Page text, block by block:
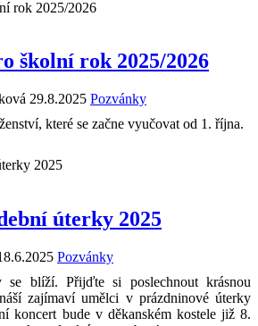
školní rok 2025/2026
29.8.2025 Pozvánky
které se začne vyučovat od 1. října.
úterky 2025
Pozvánky
se blíží. Přijďte si poslechnout krásnou
zajímaví umělci v prázdninové úterky
koncert bude v děkanském kostele již 8.